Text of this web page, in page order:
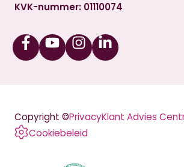
KVK-nummer: 01110074
FacebookYoutubeInstagramLinkedin
Copyright ©PrivacyKlant Advies
Cookiebeleid